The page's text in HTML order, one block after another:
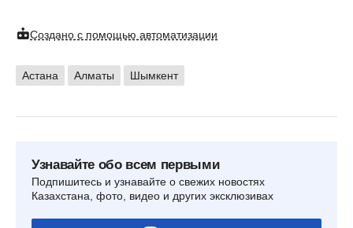
Создано с помощью автоматизации
Астана Алматы Шымкент
Узнавайте обо всем первыми
Подпишитесь и узнавайте о свежих новостях
Казахстана, фото, видео и других эксклюзивах